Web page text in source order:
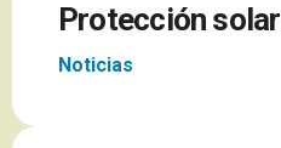
Protección solar
Noticias